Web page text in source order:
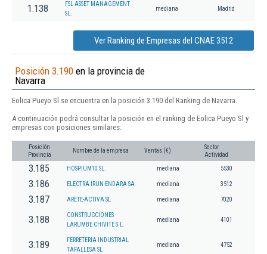
1.138
FSL ASSET MANAGEMENT
SL.
mediana Madrid
Ver Ranking de Empresas del CNAE 3512
Posición 3.190 en la provincia de
Navarra
Eolica Pueyo Sl se encuentra en la posición 3.190 del Ranking de Navarra.
A continuación podrá consultar la posición en el ranking de Eolica Pueyo Sl y
empresas con posiciones similares:
Posición
Provincia
Nombre de la empresa Ventas (€)
Sector
Actividad
3.185 HOSPIUM10 SL. mediana 5530
3.186 ELECTRA IRUN-ENDARA SA mediana 3512
3.187 ARETE-ACTIVA SL mediana 7020
3.188
CONSTRUCCIONES
LARUMBE CHIVITE S.L.
mediana 4101
3.189
FERRETERIA INDUSTRIAL
TAFALLESA SL
mediana 4752